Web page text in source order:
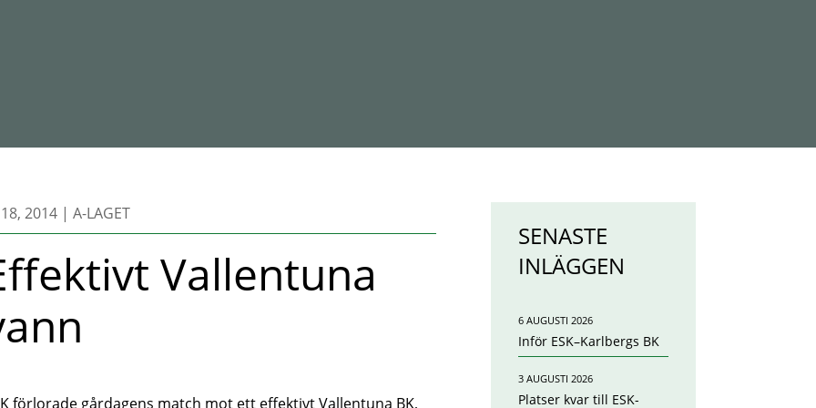
18, 2014| A-LAGET
Vallentuna
förlorade gårdagens match mot ett effektivt Vallentuna BK,
SENASTE
INLÄGGEN
Inför ESK–Karlbergs BK
6 AUGUSTI 2026
Platser kvar till ESK-
3 AUGUSTI 2026